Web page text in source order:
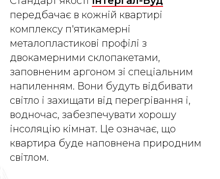
передбачає в кожній квартирі
комплексу п'ятикамерні
металопластикові профілі з
двокамерними склопакетами,
заповненим аргоном зі спеціальним
напиленням. Вони будуть відбивати
світло і захищати від перегрівання і,
водночас, забезпечувати хорошу
інсоляцію кімнат. Це означає, що
квартира буде наповнена природним
світлом.